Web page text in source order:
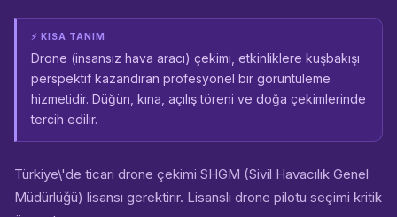
⚡ KISA TANIM
Drone (insansız hava aracı) çekimi, etkinliklere kuşbakışı
perspektif kazandıran profesyonel bir görüntüleme
hizmetidir. Düğün, kına, açılış töreni ve doğa çekimlerinde
tercih edilir.
Türkiye\'de ticari drone çekimi SHGM (Sivil Havacılık Genel
Müdürlüğü) lisansı gerektirir. Lisanslı drone pilotu seçimi kritik